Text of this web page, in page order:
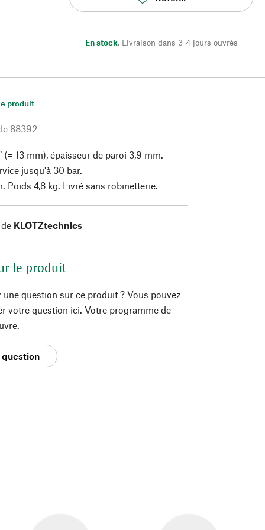
En stock, Livraison dans 3-4 jours ouvrés
produit
88392
13 mm), épaisseur de paroi 3,9 mm.
jusqu'à 30 bar.
Poids 4,8 kg. Livré sans robinetterie.
KLOTZtechnics
le produit
une question sur ce produit ? Vous pouvez
votre question ici. Votre programme de
question